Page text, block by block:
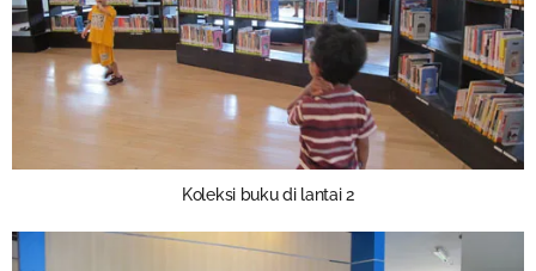
Koleksi buku di lantai 2